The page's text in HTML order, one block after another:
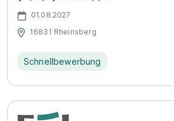
01.08.2027
16831 Rheinsberg
Schnellbewerbung